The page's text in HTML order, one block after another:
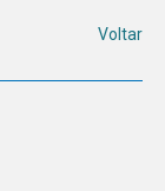
Voltar